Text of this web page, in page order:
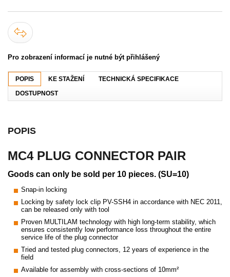
Pro zobrazení informací je nutné být přihlášený
POPIS KE STAŽENÍ
TECHNICKÁ SPECIFIKACE
DOSTUPNOST
POPIS
MC4 PLUG CONNECTOR PAIR
Goods can only be sold per 10 pieces. (SU=10)
Snap-in locking
Locking by safety lock clip PV-SSH4 in accordance with NEC 2011,
can be released only with tool
Proven MULTILAM technology with high long-term stability, which
ensures consistently low performance loss throughout the entire
service life of the plug connector
Tried and tested plug connectors, 12 years of experience in the
field
Available for assembly with cross-sections of 10mm²